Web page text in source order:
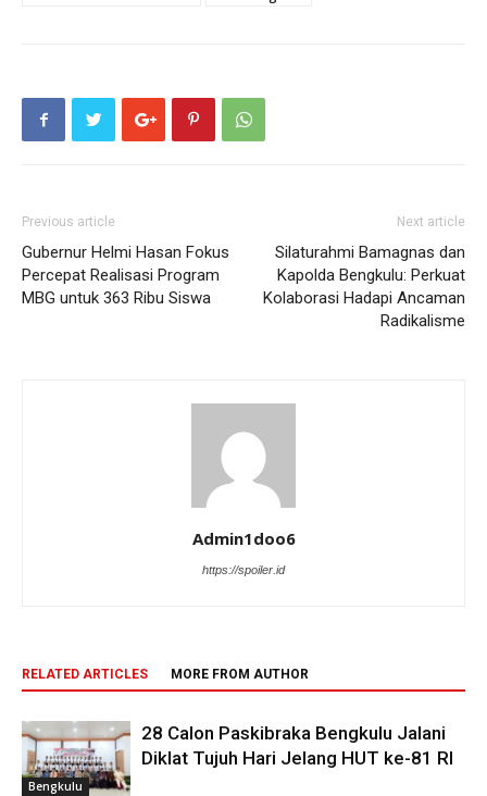
Previous article
Gubernur Helmi Hasan Fokus
Percepat Realisasi Program
MBG untuk 363 Ribu Siswa
Next article
Silaturahmi Bamagnas dan
Kapolda Bengkulu: Perkuat
Kolaborasi Hadapi Ancaman
Radikalisme
Admin1doo6
https://spoiler.id
RELATED ARTICLES MORE FROM AUTHOR
Bengkulu
28 Calon Paskibraka Bengkulu Jalani
Diklat Tujuh Hari Jelang HUT ke-81 RI